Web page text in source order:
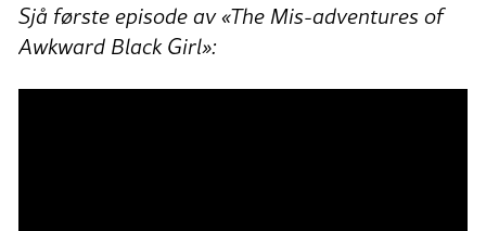
Sjå første episode av «The Mis-adventures of
Awkward Black Girl»: